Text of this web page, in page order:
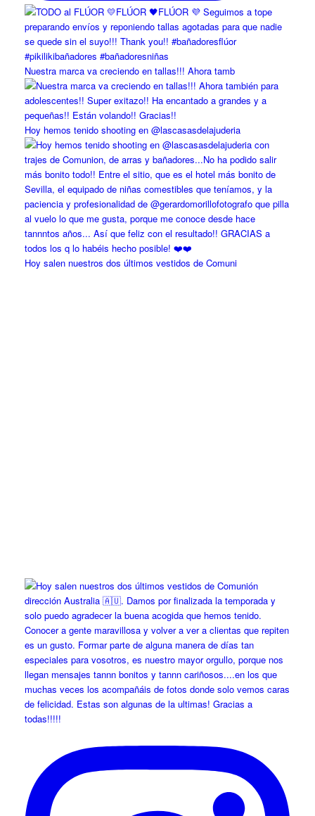
Nuestra marca va creciendo en tallas!!! Ahora tamb
Hoy hemos tenido shooting en @lascasasdelajuderia
Hoy salen nuestros dos últimos vestidos de Comuni